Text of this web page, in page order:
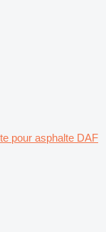
pour asphalte DAF